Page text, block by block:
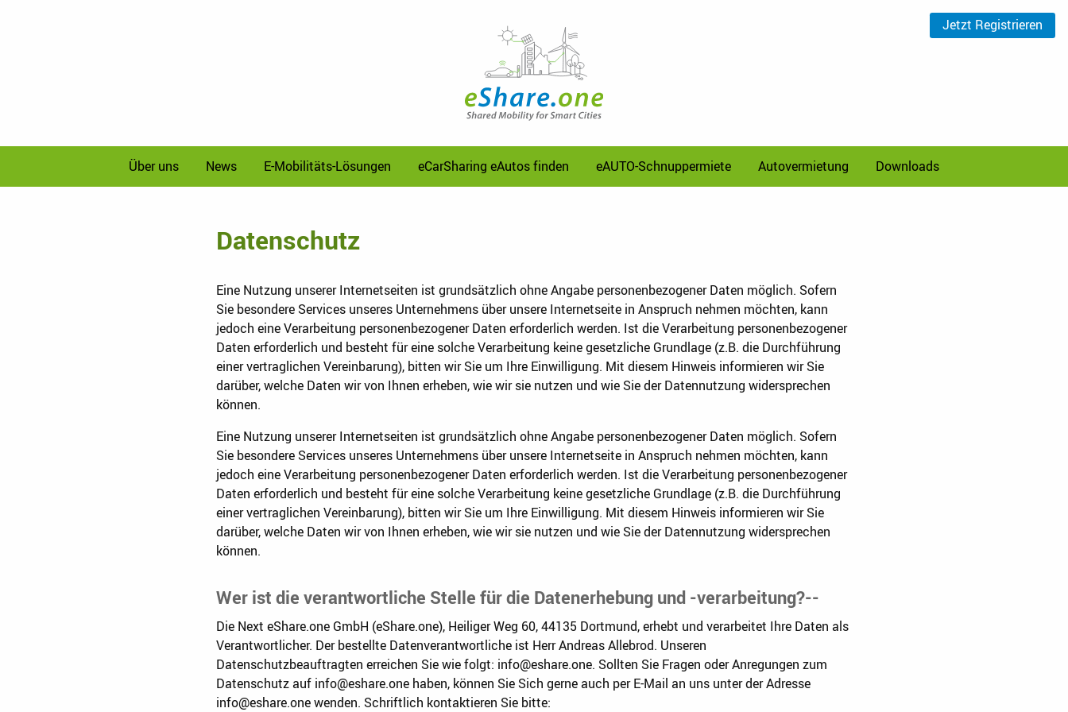
Über uns News E-Mobilitäts-Lösungen eCarSharing eAutos finden eAUTO-Schnuppermiete Autovermietung Downloads
Jetzt Registrieren
Datenschutz
Eine Nutzung unserer Internetseiten ist grundsätzlich ohne Angabe personenbezogener Daten möglich. Sofern
Sie besondere Services unseres Unternehmens über unsere Internetseite in Anspruch nehmen möchten, kann
jedoch eine Verarbeitung personenbezogener Daten erforderlich werden. Ist die Verarbeitung personenbezogener
Daten erforderlich und besteht für eine solche Verarbeitung keine gesetzliche Grundlage (z.B. die Durchführung
einer vertraglichen Vereinbarung), bitten wir Sie um Ihre Einwilligung. Mit diesem Hinweis informieren wir Sie
darüber, welche Daten wir von Ihnen erheben, wie wir sie nutzen und wie Sie der Datennutzung widersprechen
können.
Eine Nutzung unserer Internetseiten ist grundsätzlich ohne Angabe personenbezogener Daten möglich. Sofern
Sie besondere Services unseres Unternehmens über unsere Internetseite in Anspruch nehmen möchten, kann
jedoch eine Verarbeitung personenbezogener Daten erforderlich werden. Ist die Verarbeitung personenbezogener
Daten erforderlich und besteht für eine solche Verarbeitung keine gesetzliche Grundlage (z.B. die Durchführung
einer vertraglichen Vereinbarung), bitten wir Sie um Ihre Einwilligung. Mit diesem Hinweis informieren wir Sie
darüber, welche Daten wir von Ihnen erheben, wie wir sie nutzen und wie Sie der Datennutzung widersprechen
können.
Wer ist die verantwortliche Stelle für die Datenerhebung und -verarbeitung?--
Die Next eShare.one GmbH (eShare.one), Heiliger Weg 60, 44135 Dortmund, erhebt und verarbeitet Ihre Daten als
Verantwortlicher. Der bestellte Datenverantwortliche ist Herr Andreas Allebrod. Unseren
Datenschutzbeauftragten erreichen Sie wie folgt: info@eshare.one. Sollten Sie Fragen oder Anregungen zum
Datenschutz auf info@eshare.one haben, können Sie Sich gerne auch per E-Mail an uns unter der Adresse
info@eshare.one wenden. Schriftlich kontaktieren Sie bitte: